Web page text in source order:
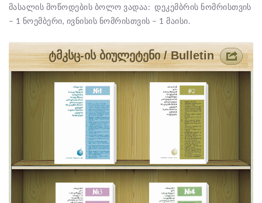
მასალის მოწოდების ბოლო ვადაა: დეკემბრის ნომრისთვის
– 1 ნოემბერი, ივნისის ნომრისთვის – 1 მაისი.